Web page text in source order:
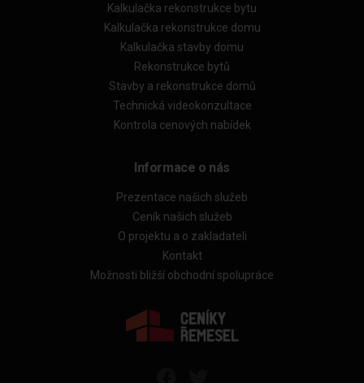
Kalkulačka rekonstrukce bytu
Kalkulačka rekonstrukce domu
Kalkulačka stavby domu
Rekonstrukce bytů
Stavby a rekonstrukce domů
Technická videokonzultace
Kontrola cenových nabídek
Informace o nás
Prezentace našich služeb
Ceník našich služeb
O projektu a o zakladateli
Kontakt
Možnosti bližší obchodní spolupráce